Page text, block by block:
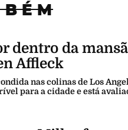
dentro da
Affleck
nas colinas de Los
para a cidade e está